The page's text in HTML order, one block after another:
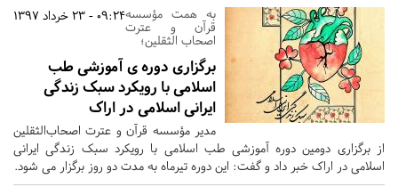
09:24 - 23 خرداد 1397به همت مؤسسه
قرآن و عترت
اصحاب الثقلین؛
برگزاری دوره ی آموزشی طب
اسلامی با رویکرد سبک زندگی
ایرانی اسلامی در اراک
مدیر مؤسسه قرآن و عترت اصحاب‌الثقلین
از برگزاری دومین دوره آموزشی طب اسلامی با رویکرد سبک زندگی ایرانی
اسلامی در اراک خبر داد و گفت: این دوره تیرماه به مدت دو روز برگزار می شود.